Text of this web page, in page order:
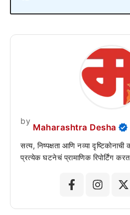
by
Maharashtra Desha
सत्य, निष्पक्षता आणि नव्या
प्रत्येक घटनेचं प्रामाणिक रिपोर्टिंग